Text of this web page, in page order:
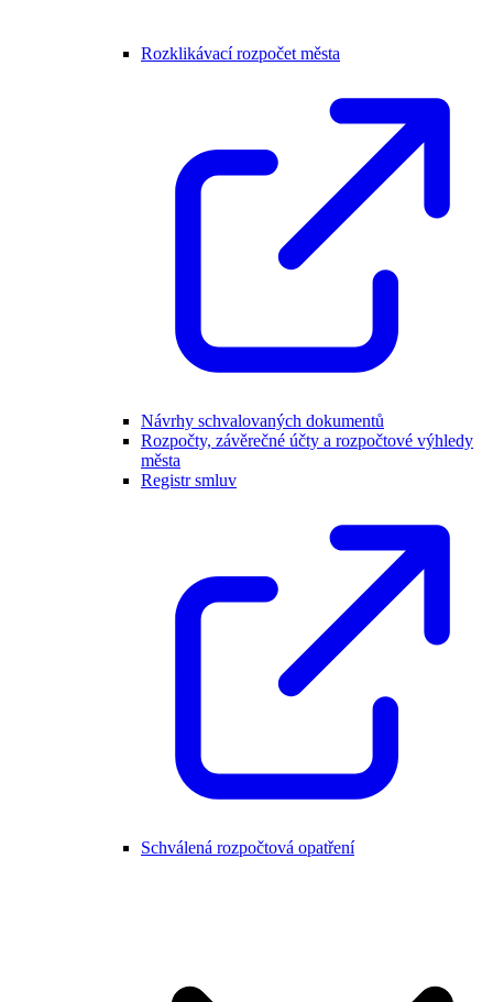
Rozklikávací rozpočet města
Návrhy schvalovaných dokumentů
Rozpočty, závěrečné účty a rozpočtové výhledy
města
Registr smluv
Schválená rozpočtová opatření